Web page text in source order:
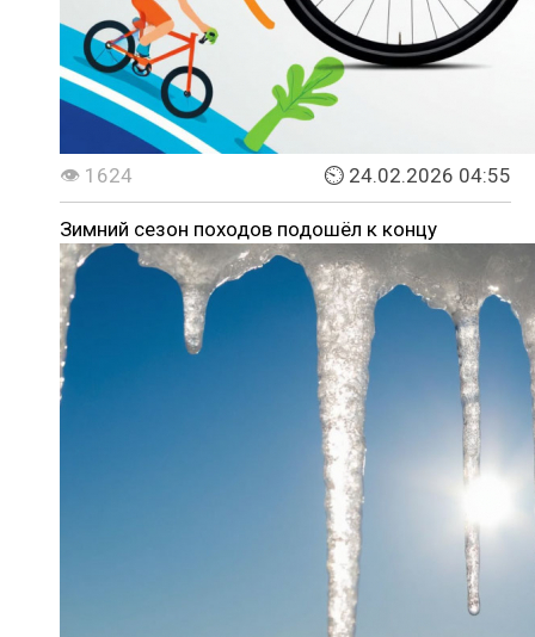
👁 1624 ⏲ 24.02.2026 04:55
Зимний сезон походов подошёл к концу